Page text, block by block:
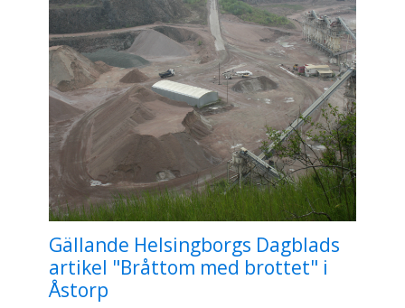
Gällande Helsingborgs Dagblads
artikel "Bråttom med brottet" i
Åstorp